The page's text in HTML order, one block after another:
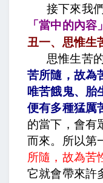
接下來我
「當中的內容」
丑一、思惟生
思惟生苦
苦所隨，故為
唯苦餓鬼、胎
便有多種猛厲
的當下，會有
而來。所以第
所隨，故為苦
它就會帶來許